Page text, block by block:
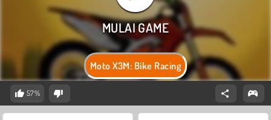
Moto X3M: Bike Racing
57%